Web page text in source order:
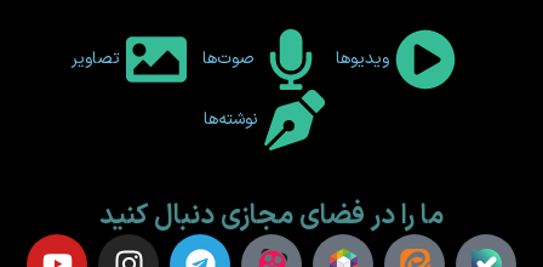
ویدیوها صوت‌ها تصاویر
نوشته‌ها
ما را در فضای مجازی دنبال کنید